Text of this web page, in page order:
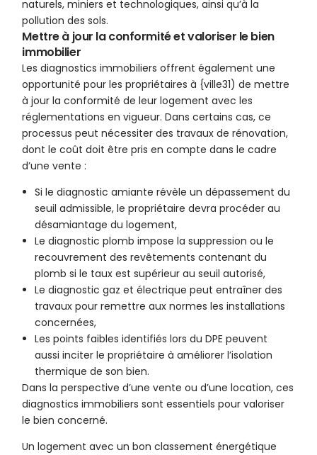
naturels, miniers et technologiques, ainsi qu’à la
pollution des sols.
Mettre à jour la conformité et valoriser le bien
immobilier
Les diagnostics immobiliers offrent également une
opportunité pour les propriétaires à {ville31) de mettre
à jour la conformité de leur logement avec les
réglementations en vigueur. Dans certains cas, ce
processus peut nécessiter des travaux de rénovation,
dont le coût doit être pris en compte dans le cadre
d’une vente :
Si le diagnostic amiante révèle un dépassement du
seuil admissible, le propriétaire devra procéder au
désamiantage du logement,
Le diagnostic plomb impose la suppression ou le
recouvrement des revêtements contenant du
plomb si le taux est supérieur au seuil autorisé,
Le diagnostic gaz et électrique peut entraîner des
travaux pour remettre aux normes les installations
concernées,
Les points faibles identifiés lors du DPE peuvent
aussi inciter le propriétaire à améliorer l’isolation
thermique de son bien.
Dans la perspective d’une vente ou d’une location, ces
diagnostics immobiliers sont essentiels pour valoriser
le bien concerné.
Un logement avec un bon classement énergétique